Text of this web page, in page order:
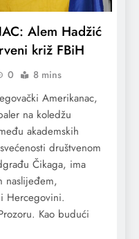
Alem Hadžić
križ FBiH
0 8 mins
Amerikanac,
na koledžu
akademskih
društvenom
Čikaga, ima
naslijeđem,
Hercegovini.
Kao budući